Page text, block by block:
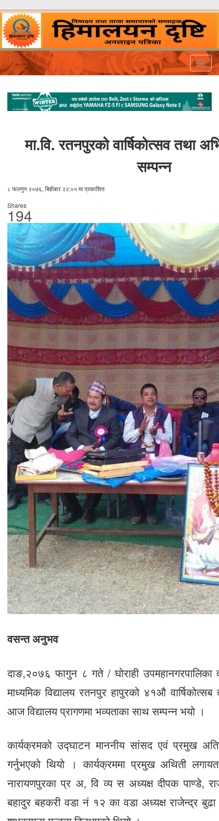
मा.वि. रतनपुरको वार्षिकोत्सव तथा
सम्पन्न
८ फाल्गुन २०७६, बिहीबार २२:०५ मा प्रकाशित
Shares
194
वसन्त अनुभव
दाङ,२०७६ फागुन ८ गते / घोराही
माध्यमिक विद्यालय रतनपुर हापुरको ४१औ
आज विद्यालय प्रागणमा भव्यताका साथ सम्पन्न भयो ।
कार्यक्रमको उद्घाटन माननीय सांसद एवं प्रमुख
गर्नुभएको थियो । कार्यक्रममा प्रमुख अथिती लगायत
नारायणपुरका प्र अ, वि व्य स अध्यक्ष दीपक पाण्डे,
बहादुर बहकरी वडा नं १२ का वडा अध्यक्ष राजेन्द्र